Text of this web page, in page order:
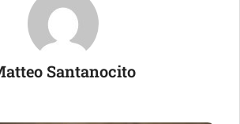
Santanocito